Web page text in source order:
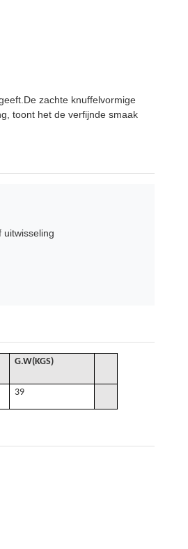
zachte knuffelvormige
toont het de verfijnde smaak
uitwisseling
G.W(KGS)
39